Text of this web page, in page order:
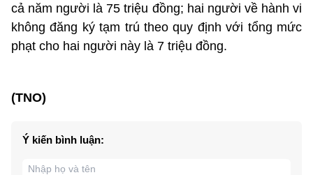
cả năm người là 75 triệu đồng; hai người về hành vi
không đăng ký tạm trú theo quy định với tổng mức
phạt cho hai người này là 7 triệu đồng.
(TNO)
Ý kiến bình luận: